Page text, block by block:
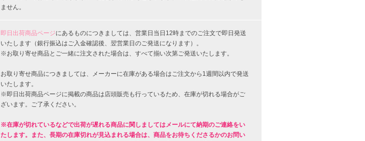
ません。
即日出荷商品ページにあるものにつきましては、営業日当日12時までのご注文で即日発送
いたします（銀行振込はご入金確認後、翌営業日のご発送になります）。
※お取り寄せ商品とご一緒に注文された場合は、すべて揃い次第ご発送いたします。
お取り寄せ商品につきましては、メーカーに在庫がある場合はご注文から1週間以内で発送
いたします。
※即日出荷商品ページに掲載の商品は店頭販売も行っているため、在庫が切れる場合がご
ざいます。ご了承ください。
※在庫が切れているなどで出荷が遅れる商品に関しましてはメールにて納期のご連絡をい
たします。また、長期の在庫切れが見込まれる場合は、商品をお待ちくださるかのお問い